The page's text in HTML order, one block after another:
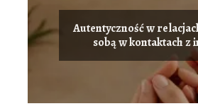
Autentyczność w
sobą w kontaktach z